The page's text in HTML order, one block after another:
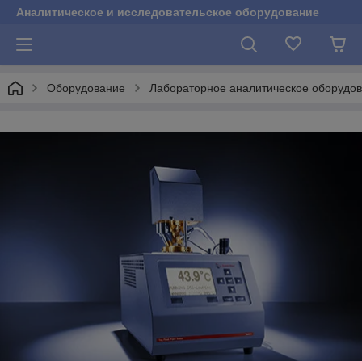
Аналитическое и исследовательское оборудование
Оборудование Лабораторное аналитическое